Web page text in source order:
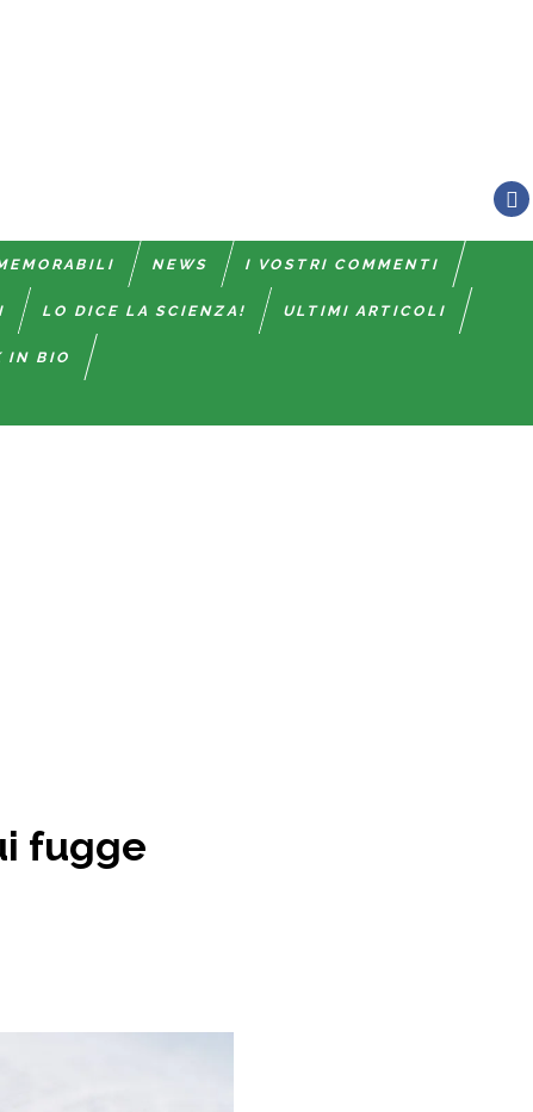
NEWS I VOSTRI COMMENTI
LO DICE LA SCIENZA! ULTIMI ARTICOLI
IN BIO
fugge